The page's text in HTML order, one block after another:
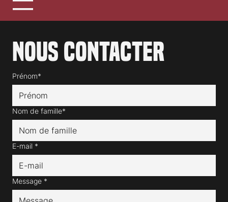
Nous contacter
Prénom*
Nom de famille*
E-mail *
Message *